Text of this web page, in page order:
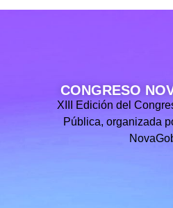
CONGRESO
XIII Edición del
Pública, organizada